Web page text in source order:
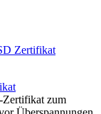
Zertifikat zum